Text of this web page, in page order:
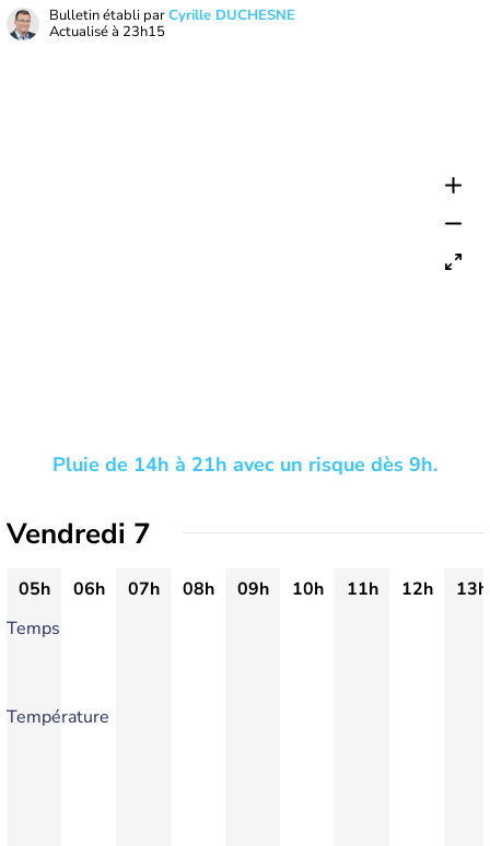
Bulletin établi parCyrille DUCHESNE
Actualisé à 23h15
Pluie de 14h à 21h avec un risque dès 9h.
Vendredi 7
05h 06h 07h 08h 09h 10h 11h 12h
13h
Temps
Température